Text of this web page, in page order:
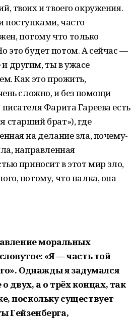
твоих и твоего окружения.
поступками, часто
потому что только
это будет потом. А сейчас —
другим, ты в ужасе
Как это прожить,
сложно, и без помощи
Фарита Гареева есть
старший брат»), где
на делание зла, почему-
направленная
приносит в этот мир зло,
потому, что палка, она
моральных
«Я — часть той
Однажды я задумался
двух, а о трёх концах, так
поскольку существует
Гейзенберга,